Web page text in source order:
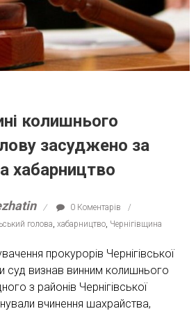
колишнього
засуджено за
хабарництво
0 Коментарів
голова хабарництво, Чернігівщина
прокурорів Чернігівської
суд визнав винним колишнього
з районів Чернігівської
вчинення шахрайства,